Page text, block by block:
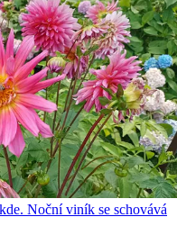
Noční viník se schovává